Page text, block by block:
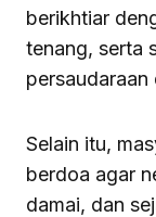
berikhtiar
tenang, serta
persaudaraan
Selain itu,
berdoa agar
damai, dan